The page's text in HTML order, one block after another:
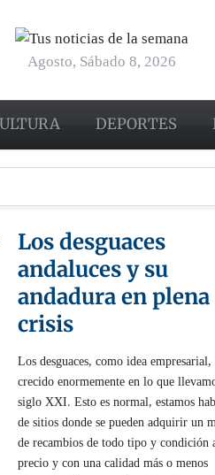
Agosto, Sábado 8, 2026
DEPORTES
Los desguaces
andaluces y su
andadura en plena
crisis
Los desguaces, como idea empresarial,
crecido enormemente en lo que
siglo XXI. Esto es normal, estamos
de sitios donde se pueden adquirir un
de recambios de todo tipo y condición
precio y con una calidad más o menos